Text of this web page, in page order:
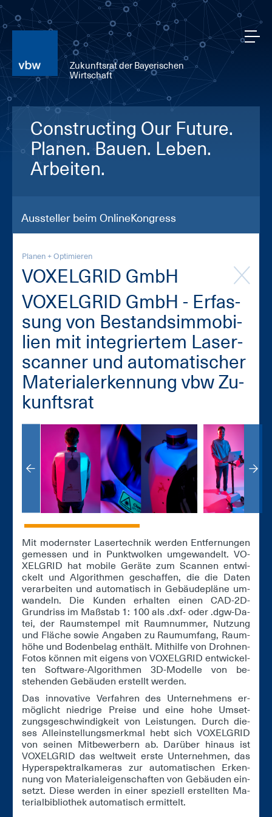
Zukunftsrat der Bayerischen
Wirtschaft
Constructing Our Future.
Planen. Bauen. Leben.
Arbeiten.
Aussteller beim OnlineKongress
Planen + Optimieren
VO­XEL­GRID GmbH
VO­XEL­GRID GmbH - Er­fas­
sung von Be­stands­im­mo­bi­
li­en mit in­te­grier­tem La­ser­
s­can­ner und au­to­ma­ti­scher
Ma­te­ria­ler­ken­nung vbw Zu­
kunfts­rat
Mit mo­derns­ter La­ser­tech­nik wer­den Ent­fer­nun­gen
ge­mes­sen und in Punkt­wol­ken um­ge­wan­delt. VO­
XEL­GRID hat mo­bi­le Ge­rä­te zum Scan­nen ent­wi­
ckelt und Al­go­rith­men ge­schaf­fen, die die Da­ten
ver­ar­bei­ten und au­to­ma­tisch in Ge­bäu­de­plä­ne um­
wan­deln. Die Kun­den er­hal­ten ei­nen CAD-2D-
Grund­riss im Maß­stab 1: 100 als .dxf- oder .dgw-Da­
tei, der Raum­stem­pel mit Raum­num­mer, Nut­zung
und Flä­che so­wie An­ga­ben zu Rau­m­um­fang, Raum­
hö­he und Bo­den­be­lag ent­hält. Mit­hil­fe von Droh­nen-
Fo­tos kön­nen mit ei­gens von VO­XEL­GRID ent­wi­ckel­
ten Soft­ware-Al­go­rith­men 3D-Mo­del­le von be­
stehen­den Ge­bäu­den er­stellt wer­den.
Das in­no­va­ti­ve Ver­fah­ren des Un­ter­neh­mens er­
mög­licht nied­ri­ge Prei­se und ei­ne ho­he Um­set­
zungs­ge­schwin­dig­keit von Leis­tun­gen. Durch die­
ses Al­lein­stel­lungs­merk­mal hebt sich VO­XEL­GRID
von sei­nen Mit­be­wer­bern ab. Dar­über hin­aus ist
VO­XEL­GRID das welt­weit ers­te Un­ter­neh­men, das
Hy­per­spek­tral­ka­me­ras zur au­to­ma­ti­schen Er­ken­
nung von Ma­te­ri­al­ei­gen­schaf­ten von Ge­bäu­den ein­
setzt. Die­se wer­den in ei­ner spe­zi­ell er­stell­ten Ma­
te­ri­al­bi­blio­thek au­to­ma­tisch er­mit­telt.